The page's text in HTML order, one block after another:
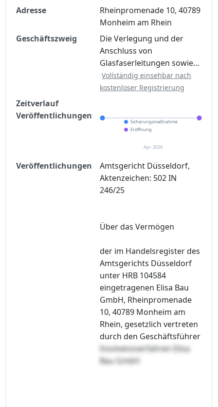
Registrierung verfügbar
Jetzt kostenlos registrieren
Adresse
Rheinpromenade 10, 40789
Monheim am Rhein
Geschäftszweig
Die Verlegung und der
Anschluss von
Glasfaserleitungen sowie…
Vollständig einsehbar nach
kostenloser Registrierung
Zeitverlauf
Veröffentlichungen
Sicherungsmaßnahme
Eröffnung
Apr. 2026
Veröffentlichungen
Amtsgericht Düsseldorf,
Aktenzeichen: 502 IN
246/25
Über das Vermögen
der im Handelsregister des
Amtsgerichts Düsseldorf
unter HRB 104584
eingetragenen Elisa Bau
GmbH, Rheinpromenade
10, 40789 Monheim am
Rhein, gesetzlich vertreten
durch den Geschäftsführer
Insolvenzverfahren Elisa
Bau GmbH